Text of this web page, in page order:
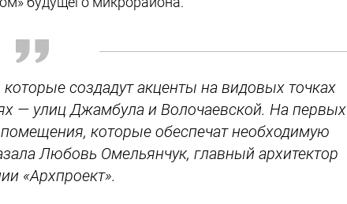
создадут акценты на видовых точках
— улиц Джамбула и Волочаевской. На первых
которые обеспечат необходимую
Любовь Омельянчук, главный архитектор
«Архпроект».